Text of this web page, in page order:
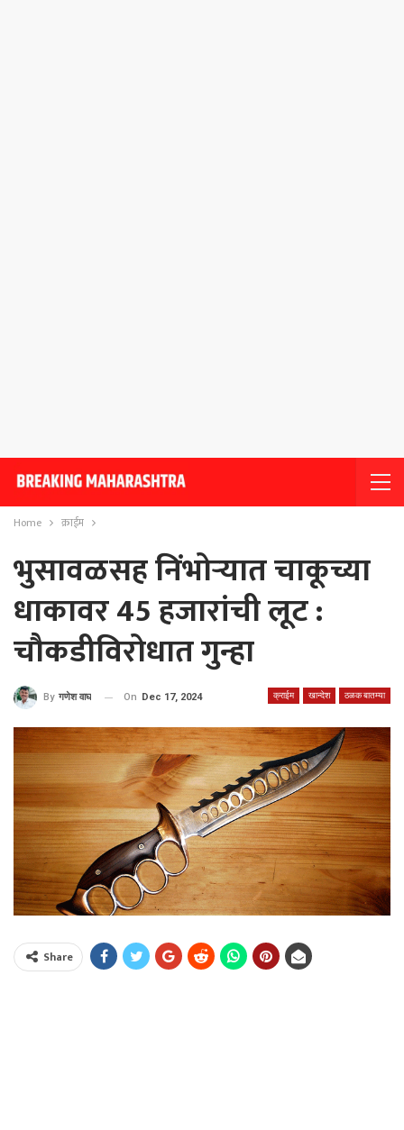
Home क्राईम
भुसावळसह निंभोर्‍यात चाकूच्या
धाकावर 45 हजारांची लूट :
चौकडीविरोधात गुन्हा
क्राईम खान्देश ठळक बातम्या
By गणेश वाघ On Dec 17, 2024
Share